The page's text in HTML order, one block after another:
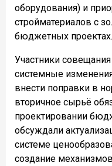
оборудования) и
стройматериалов с
бюджетных проектах.
Участники
системные
внести поправки в
вторичное сырьё
проектировании
обсуждали
системе
создание